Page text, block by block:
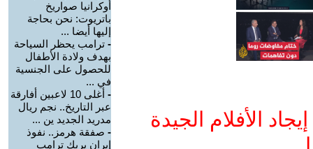
الأفلام الجيدة
أوكرانيا صواريخ
باتريوت: نحن بحاجة
إليها أيضا ...
- ترامب يحظر السياحة
بهدف ولادة الأطفال
للحصول على الجنسية
في ...
-
أغلى 10 لاعبين أفارقة
عبر التاريخ.. نجم ريال
مدريد الجديد ين ...
- صفقة هرمز.. نفوذ
إيران يربك ترامب